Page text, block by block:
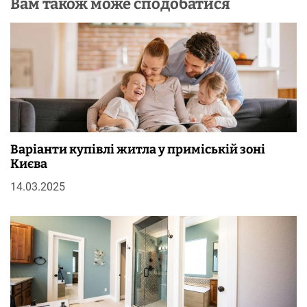
Варіанти купівлі житла у приміській зоні
Києва
14.03.2025